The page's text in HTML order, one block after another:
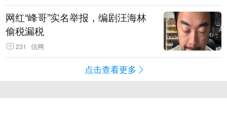
网红“峰哥”实名举报，编剧汪海林
偷税漏税
231 信网
点击查看更多